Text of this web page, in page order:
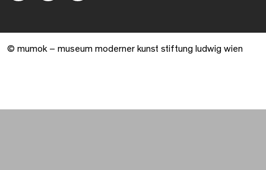
© mumok – museum moderner kunst stiftung ludwig wien